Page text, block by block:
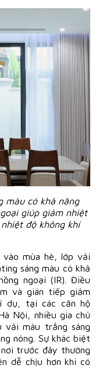
màu có khả năng
giúp giảm nhiệt
độ không khí
mùa hè, lớp vải
sáng màu có khả
ngoại (IR). Điều
và gián tiếp giảm
dụ, tại các căn hộ
Nội, nhiều gia chủ
màu trắng sáng
nóng. Sự khác biệt
trước đây thường
dễ chịu hơn khi có